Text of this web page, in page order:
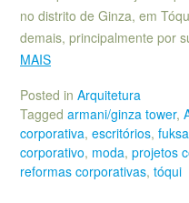
no distrito de Ginza, em
demais, principalmente por
MAIS
Posted in Arquitetura
Tagged armani/ginza tower,
corporativa, escritórios,
corporativo, moda, projetos
reformas corporativas, tóqui